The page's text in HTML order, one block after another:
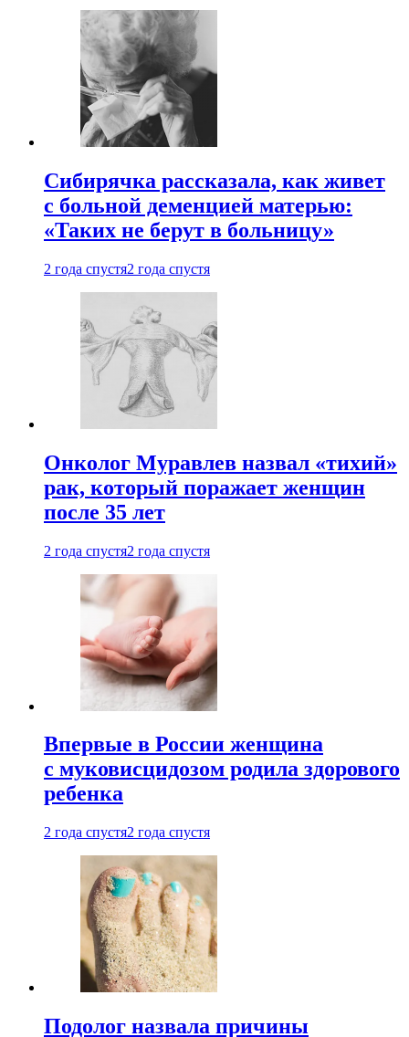
Сибирячка рассказала, как живет
с больной деменцией матерью:
«Таких не берут в больницу»
2 года спустя2 года спустя
Онколог Муравлев назвал «тихий»
рак, который поражает женщин
после 35 лет
2 года спустя2 года спустя
Впервые в России женщина
с муковисцидозом родила здорового
ребенка
2 года спустя2 года спустя
Подолог назвала причины